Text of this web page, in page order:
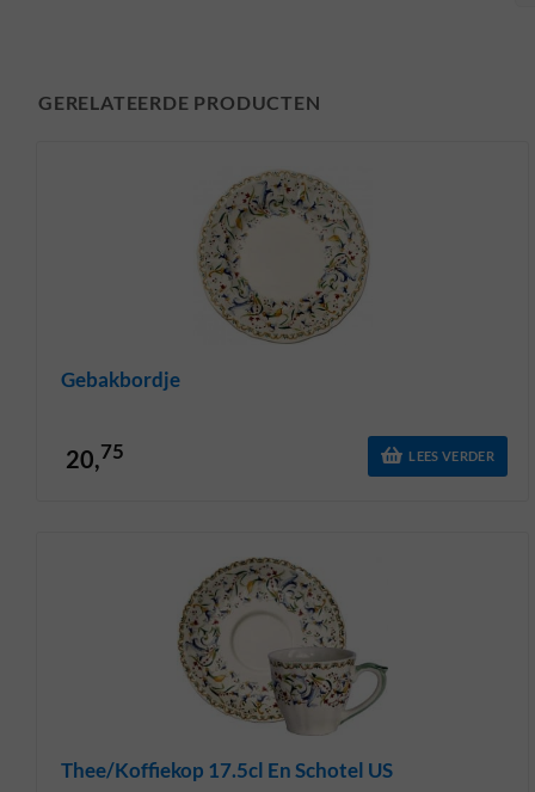
GERELATEERDE PRODUCTEN
Gebakbordje
20,75 LEES VERDER
Thee/koffiekop 17.5cl En Schotel US